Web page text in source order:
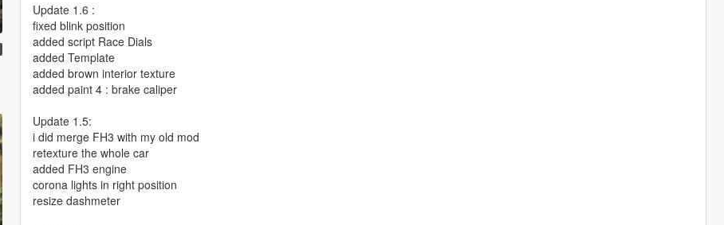
Update 1.6 :
fixed blink position
added script Race Dials
added Template
added brown interior texture
added paint 4 : brake caliper
Update 1.5:
i did merge FH3 with my old mod
retexture the whole car
added FH3 engine
corona lights in right position
resize dashmeter